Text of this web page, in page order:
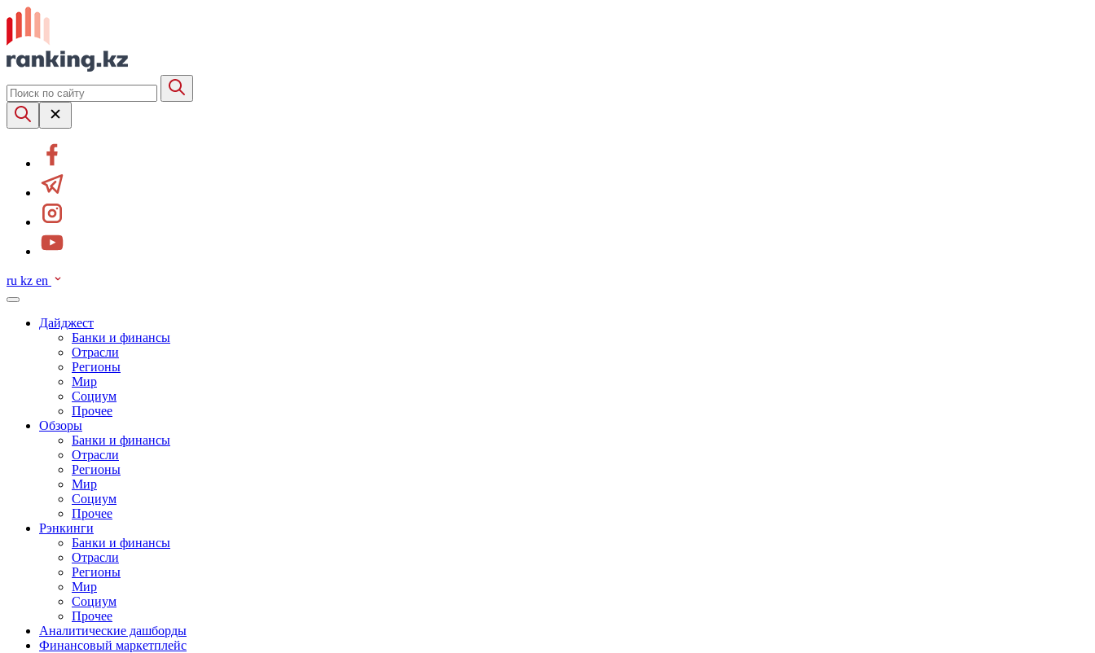
ru kz en
Дайджест
Банки и финансы
Отрасли
Регионы
Мир
Социум
Прочее
Обзоры
Банки и финансы
Отрасли
Регионы
Мир
Социум
Прочее
Рэнкинги
Банки и финансы
Отрасли
Регионы
Мир
Социум
Прочее
Аналитические дашборды
Финансовый маркетплейс